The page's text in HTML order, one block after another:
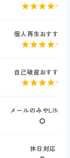

個人再生おすすめ

自己破産おすすめ

メールのみやLINE
休日対応